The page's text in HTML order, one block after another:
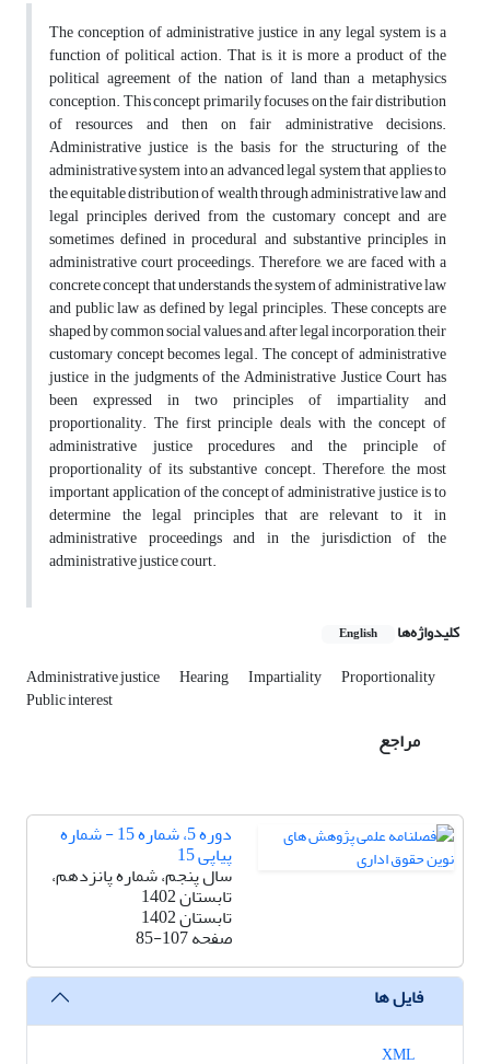
The conception of administrative justice in any legal system is a
function of political action. That is, it is more a product of the
political agreement of the nation of land than a metaphysics
conception. This concept primarily focuses on the fair distribution
of resources and then on fair administrative decisions.
Administrative justice is the basis for the structuring of the
administrative system into an advanced legal system that applies to
the equitable distribution of wealth through administrative law and
legal principles derived from the customary concept and are
sometimes defined in procedural and substantive principles in
administrative court proceedings. Therefore, we are faced with a
concrete concept that understands the system of administrative law
and public law as defined by legal principles. These concepts are
shaped by common social values and, after legal incorporation, their
customary concept becomes legal. The concept of administrative
justice in the judgments of the Administrative Justice Court has
been expressed in two principles of impartiality and
proportionality. The first principle deals with the concept of
administrative justice procedures and the principle of
proportionality of its substantive concept. Therefore, the most
important application of the concept of administrative justice is to
determine the legal principles that are relevant to it in
administrative proceedings and in the jurisdiction of the
administrative justice court.
کلیدواژه‌ها English
Administrative justice Hearing Impartiality Proportionality
Public interest
مراجع
دوره 5، شماره 15 - شماره
پیاپی 15
سال پنجم، شماره پانزدهم،
تابستان 1402
تابستان 1402
صفحه85-107
فایل ها